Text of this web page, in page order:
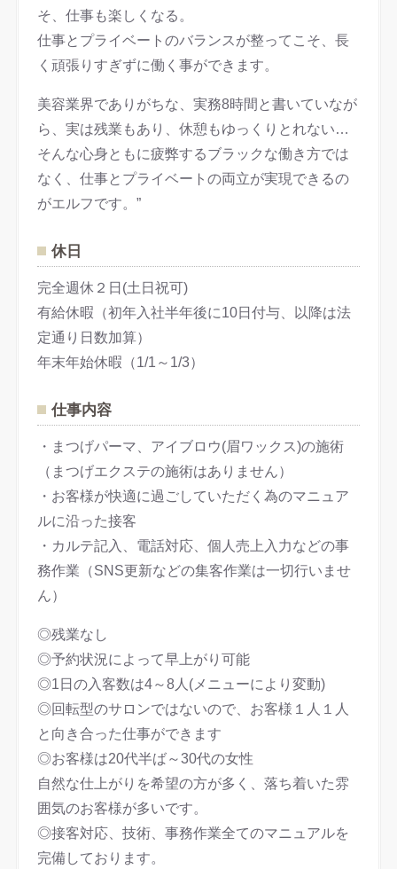
そ、仕事も楽しくなる。
仕事とプライベートのバランスが整ってこそ、長
く頑張りすぎずに働く事ができます。
美容業界でありがちな、実務8時間と書いていなが
ら、実は残業もあり、休憩もゆっくりとれない…
そんな心身ともに疲弊するブラックな働き方では
なく、仕事とプライベートの両立が実現できるの
がエルフです。”
休日
完全週休２日(土日祝可)
有給休暇（初年入社半年後に10日付与、以降は法
定通り日数加算）
年末年始休暇（1/1～1/3）
仕事内容
・まつげパーマ、アイブロウ(眉ワックス)の施術
（まつげエクステの施術はありません）
・お客様が快適に過ごしていただく為のマニュア
ルに沿った接客
・カルテ記入、電話対応、個人売上入力などの事
務作業（SNS更新などの集客作業は一切行いませ
ん）
◎残業なし
◎予約状況によって早上がり可能
◎1日の入客数は4～8人(メニューにより変動)
◎回転型のサロンではないので、お客様１人１人
と向き合った仕事ができます
◎お客様は20代半ば～30代の女性
自然な仕上がりを希望の方が多く、落ち着いた雰
囲気のお客様が多いです。
◎接客対応、技術、事務作業全てのマニュアルを
完備しております。